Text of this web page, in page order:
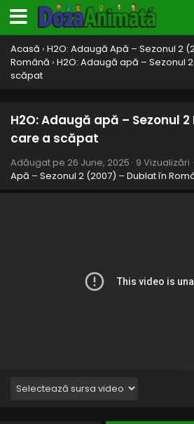
Acasă › H2O: Adaugă Apă – Sezonul 2
Română › H2O: Adaugă apă – Sezonul
scăpat
H2O: Adaugă apă – Sezonul 2
care a scăpat
Adăugat pe 26 June, 2025 · 9 Vizualizări
Apă – Sezonul 2 (2007) – Dublat în
Pășitorul lunii
Eps 13 - Pășitorul lunii - 26
H2O: Adaugă apă –
Febra peștilor
H2O: Adaugă apă –
Peste capetele noastre
H2O: Adaugă apă –
ratat ocazia
Eps 9 - Lecția de călărie - 26